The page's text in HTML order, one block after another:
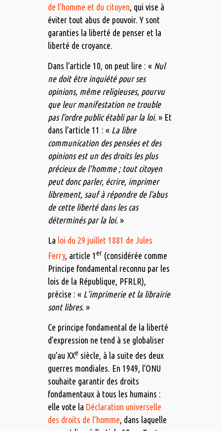
de l’homme et du citoyen , qui vise à
éviter tout abus de pouvoir. Y sont
garanties la liberté de penser et la
liberté de croyance.
Dans l’article 10, on peut lire : « Nul
ne doit être inquiété pour ses
opinions, même religieuses, pourvu
que leur manifestation ne trouble
pas l’ordre public établi par la loi. » Et
dans l’article 11 : « La libre
communication des pensées et des
opinions est un des droits les plus
précieux de l’homme ; tout citoyen
peut donc parler, écrire, imprimer
librement, sauf à répondre de l’abus
de cette liberté dans les cas
déterminés par la loi. »
La loi du 29 juillet 1881 de Jules
Ferry, article 1er(considérée comme
Principe fondamental reconnu par les
lois de la République, PFRLR),
précise : « L’imprimerie et la librairie
sont libres. »
Ce principe fondamental de la liberté
d’expression ne tend à se globaliser
qu’au XXe siècle, à la suite des deux
guerres mondiales. En 1949, l’ONU
souhaite garantir des droits
fondamentaux à tous les humains :
elle vote la Déclaration universelle
des droits de l’homme , dans laquelle